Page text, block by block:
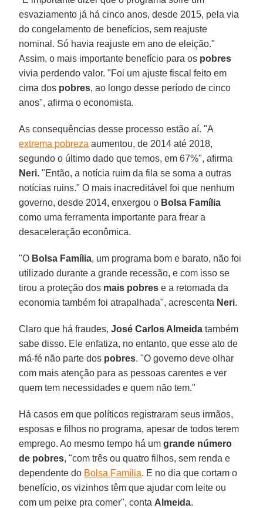
esvaziamento já há cinco anos, desde 2015, pela via
do congelamento de benefícios, sem reajuste
nominal. Só havia reajuste em ano de eleição."
Assim, o mais importante benefício para os pobres
vivia perdendo valor. "Foi um ajuste fiscal feito em
cima dos pobres, ao longo desse período de cinco
anos", afirma o economista.
As consequências desse processo estão aí. "A
extrema pobreza aumentou, de 2014 até 2018,
segundo o último dado que temos, em 67%", afirma
Neri. "Então, a notícia ruim da fila se soma a outras
notícias ruins." O mais inacreditável foi que nenhum
governo, desde 2014, enxergou o Bolsa Família
como uma ferramenta importante para frear a
desaceleração econômica.
"O Bolsa Família, um programa bom e barato, não foi
utilizado durante a grande recessão, e com isso se
tirou a proteção dos mais pobres e a retomada da
economia também foi atrapalhada", acrescenta Neri.
Claro que há fraudes,José Carlos Almeida também
sabe disso. Ele enfatiza, no entanto, que esse ato de
má-fé não parte dos pobres. "O governo deve olhar
com mais atenção para as pessoas carentes e ver
quem tem necessidades e quem não tem."
Há casos em que políticos registraram seus irmãos,
esposas e filhos no programa, apesar de todos terem
emprego. Ao mesmo tempo há umgrande número
de pobres, "com três ou quatro filhos, sem renda e
dependente do Bolsa Família. E no dia que cortam o
benefício, os vizinhos têm que ajudar com leite ou
com um peixe pra comer", conta Almeida.